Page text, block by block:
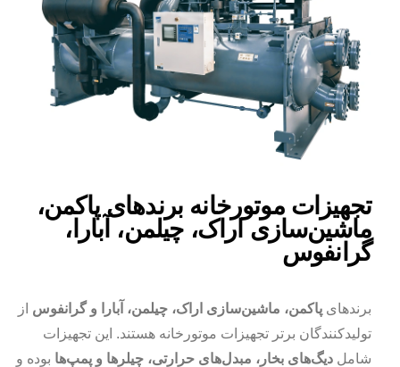
تجهیزات موتورخانه برند‌های پاکمن،
ماشین‌سازی اراک، چیلمن، آبارا،
گرانفوس
برندهای پاکمن، ماشین‌سازی اراک، چیلمن، آبارا و گرانفوس از
تولیدکنندگان برتر تجهیزات موتورخانه هستند. این تجهیزات
شامل دیگ‌های بخار، مبدل‌های حرارتی، چیلرها و پمپ‌ها بوده و